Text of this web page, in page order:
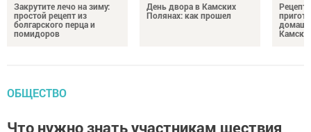
Закрутите лечо на зиму:
простой рецепт из
болгарского перца и
помидоров
День двора в Камских
Полянах: как прошел
ОБЩЕСТВО
Что нужно знать участникам шествия